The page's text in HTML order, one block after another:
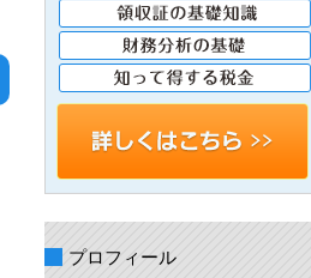
プロフィール